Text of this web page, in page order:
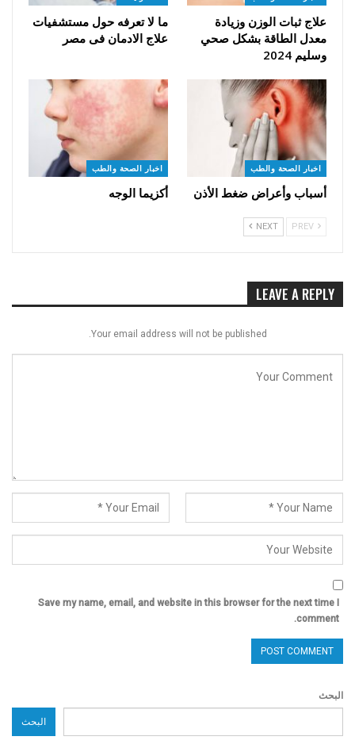
علاج ثبات الوزن وزيادة
معدل الطاقة بشكل صحي
وسليم 2024
ما لا تعرفه حول مستشفيات
علاج الادمان فى مصر
اخبار الصحة والطب
أسباب وأعراض ضغط الأذن
اخبار الصحة والطب
أكزيما الوجه
NEXT
LEAVE A REPLY
Your email address will not be published.
Save my name, email, and website in this browser for the next time I
comment.
البحث
البحث